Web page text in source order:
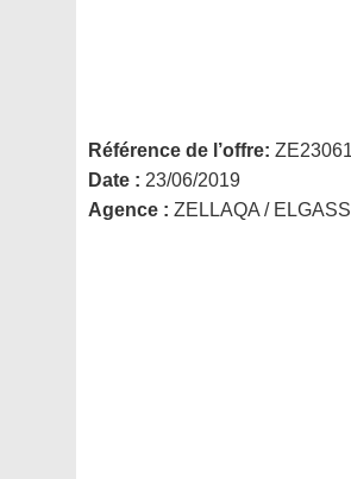
Référence de l’offre:
Date : 23/06/2019
Agence : ZELLAQA / ELGASS